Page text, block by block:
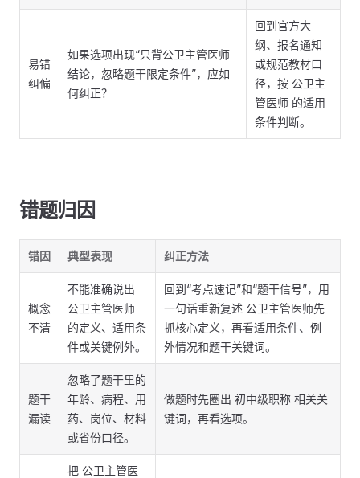
易错
纠偏
如果选项出现“只背公卫主管医师
结论，忽略题干限定条件”，应如
何纠正？
回到官方大
纲、报名通知
或规范教材口
径，按 公卫主
管医师 的适用
条件判断。
错题归因
错因 典型表现 纠正方法
概念
不清
不能准确说出
公卫主管医师
的定义、适用条
件或关键例外。
回到“考点速记”和“题干信号”，用
一句话重新复述 公卫主管医师先
抓核心定义，再看适用条件、例
外情况和题干关键词。
题干
漏读
忽略了题干里的
年龄、病程、用
药、岗位、材料
或省份口径。
做题时先圈出 初中级职称 相关关
键词，再看选项。
把 公卫主管医